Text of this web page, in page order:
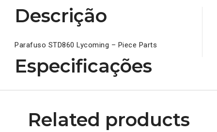
Descrição
Parafuso STD860 Lycoming – Piece Parts
Especificações
Related products